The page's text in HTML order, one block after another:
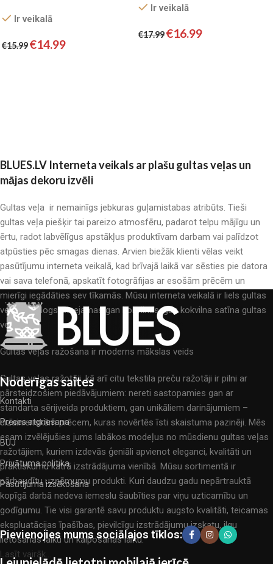
SATĪNS
Ir veikalā
€15.99€14.99
SATĪNS
Ir veikalā
€17.99€16.99
BLUES.LV Interneta veikals ar plašu gultas veļas un
mājas dekoru izvēli
Gultas veļa ir nemainīgs jebkuras guļamistabas atribūts. Tieši
gultas veļa piešķir tai pareizo atmosfēru, padarot telpu mājīgu un
ērtu, radot labvēlīgus apstākļus produktīvam darbam vai palīdzot
atpūsties pēc smagas dienas. Arvien biežāk klienti vēlas veikt
pasūtījumu interneta veikalā, kad brīvajā laikā var sēsties pie datora
vai sava telefonā, apskatīt fotogrāfijas ar esošām prēcēm un
mierīgi iegādāties sev tīkamās. Mūsu interneta veikalā ir liels gultas
veļas katalogs: pieejamas gan kokvilnas, gan kokvilna satīna gultas
veļas.
Gultas veļas ražošana ir moderns mākslas veids
Gultas veļas ražotāji, kā arī citu tekstila preču ražotāji ir pilni ar
pārsteidzošiem piedāvājumiem: nereti sastopamies gan ar
standarta sērijveida produktiem, gan unikāliem darinājumiem –
dizainieriskām prēcem, kuras novērtēs īsti skaistuma pazinēji. Mēs
esam izvēlējušies jums labākos modeļus no mūsdienu gultas veļas
ražotājiem, kuriem izdevās ģeniāli apvienot eleganci, kvalitāti un
praktiskumu katrā izstrādājuma vienībā. Mūsu sortimentā ir
pārbaudītu uzņēmumu produkti. Kuri daudzu gadu nepārtrauktā
kopīgā darbā nedeva iemeslu šaubīties par viņu uzticamību un
godīgumu. Tie visi garantē savu produktu augsto kvalitāti, teicamas
ekspluatācijas īpašības, pievilcīgu izstrādājumu izskatu, ilgu
lietošanas laiku un kalpošanas laiku.
Lasīt vairāk...
Noderīgas saites
Kontakti
Prēces atgriešana
BUJ
Privātuma politika
Pasūtījuma izsēkošana
Pievienojies mums sociālajos tīklos: